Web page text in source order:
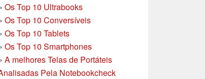
Os Top 10 Ultrabooks
Os Top 10 Conversíveis
Os Top 10 Tablets
Os Top 10 Smartphones
A melhores Telas de Portáteis
Pela Notebookcheck